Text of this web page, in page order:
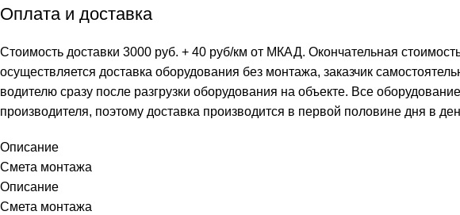
Оплата и доставка
Стоимость доставки 3000 руб. + 40 руб/км от МКАД. Окончательная
осуществляется доставка оборудования без монтажа, заказчик
водителю сразу после разгрузки оборудования на объекте. Все
производителя, поэтому доставка производится в первой половине дня в
Описание
Смета монтажа
Описание
Смета монтажа